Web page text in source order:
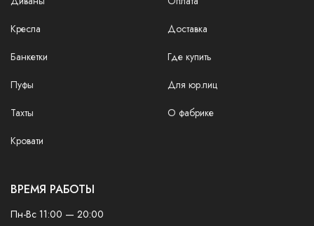
Кресла
Банкетки
Пуфы
Тахты
Кровати
Доставка
Где купить
Для юр.лиц
О фабрике
ВРЕМЯ РАБОТЫ
Пн-Вс 11:00 — 20:00